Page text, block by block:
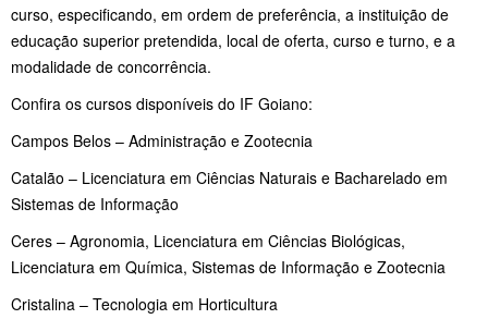
curso, especificando, em ordem de preferência, a instituição de
educação superior pretendida, local de oferta, curso e turno, e a
modalidade de concorrência.
Confira os cursos disponíveis do IF Goiano:
Campos Belos – Administração e Zootecnia
Catalão – Licenciatura em Ciências Naturais e Bacharelado em
Sistemas de Informação
Ceres – Agronomia, Licenciatura em Ciências Biológicas,
Licenciatura em Química, Sistemas de Informação e Zootecnia
Cristalina – Tecnologia em Horticultura